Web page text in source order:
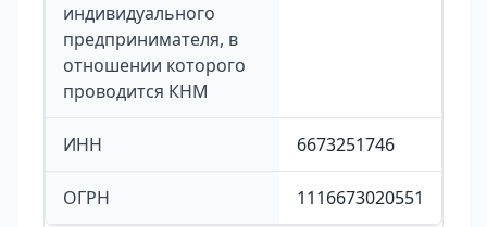
индивидуального
предпринимателя, в
отношении которого
проводится КНМ
ИНН 6673251746
ОГРН 1116673020551